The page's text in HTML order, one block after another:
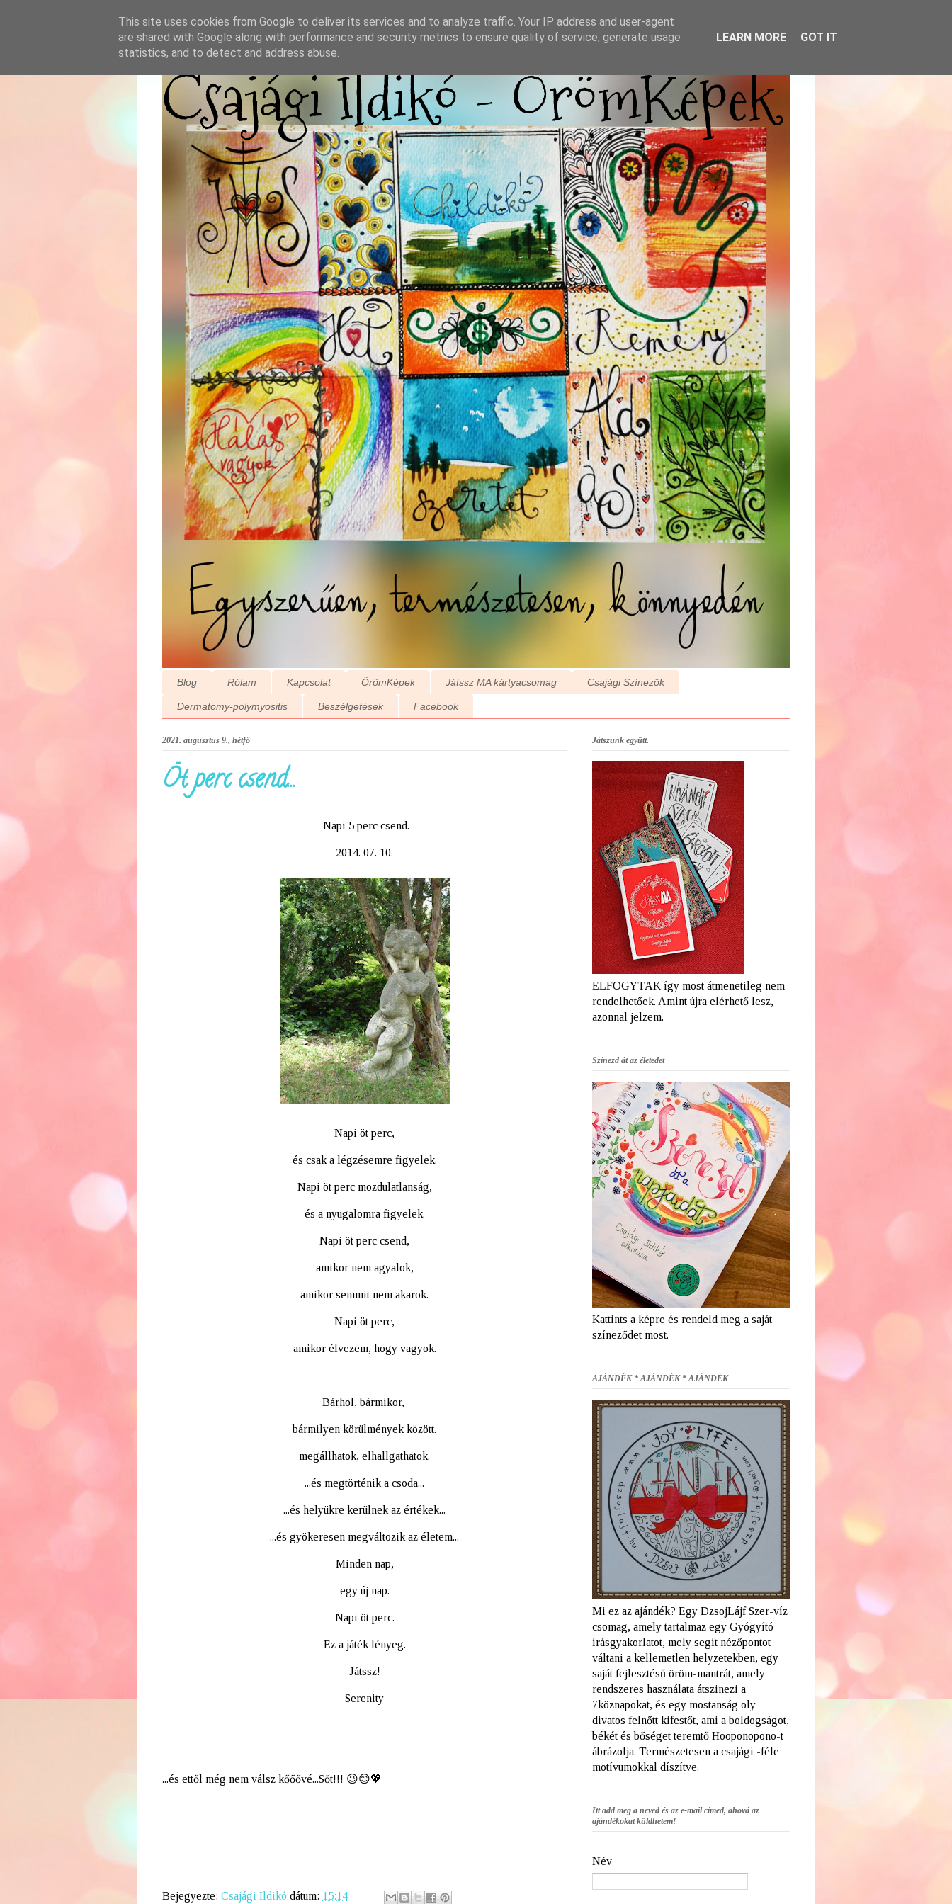
Csajági Ildikó - ÖrömKépek
Blog Rólam Kapcsolat ÖrömKépek Játssz MA kártyacsomag Csajági Színezők
Dermatomy-polymyositis Beszélgetések Facebook
2021. augusztus 9., hétfő
Öt perc csend...
Napi 5 perc csend.
2014. 07. 10.
Napi öt perc,
és csak a légzésemre figyelek.
Napi öt perc mozdulatlanság,
és a nyugalomra figyelek.
Napi öt perc csend,
amikor nem agyalok,
amikor semmit nem akarok.
Napi öt perc,
amikor élvezem, hogy vagyok.
Bárhol, bármikor,
bármilyen körülmények között.
megállhatok, elhallgathatok.
...és megtörténik a csoda...
...és helyükre kerülnek az értékek...
...és gyökeresen megváltozik az életem...
Minden nap,
egy új nap.
Napi öt perc.
Ez a játék lényeg.
Játssz!
Serenity
...és ettől még nem válsz kőőővé...Sőt!!! 😉😊💖
Bejegyezte: Csajági Ildikó dátum: 15:14
Játszunk együtt.
ELFOGYTAK így most átmenetileg nem
rendelhetőek. Amint újra elérhető lesz,
azonnal jelzem.
Színezd át az életedet
Kattints a képre és rendeld meg a saját
színeződet most.
AJÁNDÉK * AJÁNDÉK * AJÁNDÉK
Mi ez az ajándék? Egy DzsojLájf Szer-víz
csomag, amely tartalmaz egy Gyógyító
írásgyakorlatot, mely segít nézőpontot
váltani a kellemetlen helyzetekben, egy
saját fejlesztésű öröm-mantrát, amely
rendszeres használata átszinezi a
7köznapokat, és egy mostanság oly
divatos felnőtt kifestőt, ami a boldogságot,
békét és bőséget teremtő Hooponopono-t
ábrázolja. Természetesen a csajági -féle
motívumokkal díszítve.
Itt add meg a neved és az e-mail címed, ahová az
ajándékokat küldhetem!
Név
This site uses cookies from Google to deliver its services and to analyze traffic. Your IP address and user-agent
are shared with Google along with performance and security metrics to ensure quality of service, generate usage
statistics, and to detect and address abuse.
LEARN MORE GOT IT